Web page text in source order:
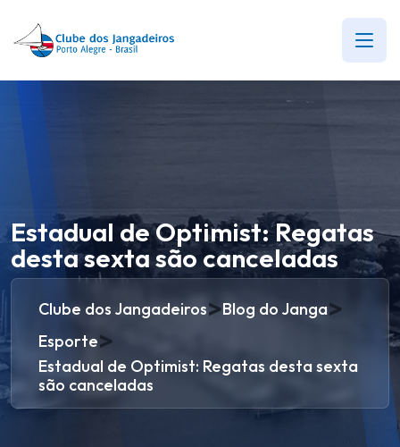
Estadual de Optimist: Regatas
desta sexta são canceladas
Clube dos Jangadeiros>Blog do Janga>
Esporte>
Estadual de Optimist: Regatas desta sexta
são canceladas